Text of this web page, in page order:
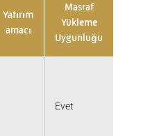
Yatırım
amacı
Masraf
Yükleme
Uygunluğu
Evet